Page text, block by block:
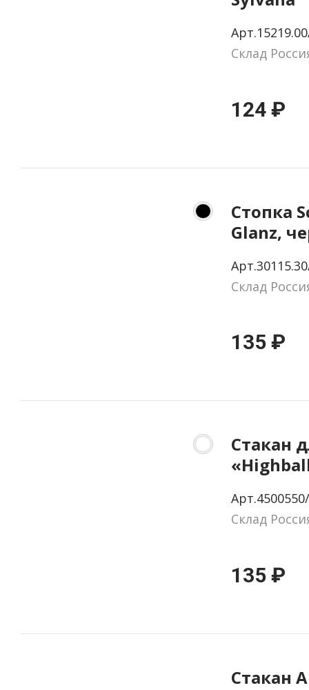
Склад
124 ₽
Стопка
Glanz,
Склад
135 ₽
Стакан
Склад
135 ₽
Стакан